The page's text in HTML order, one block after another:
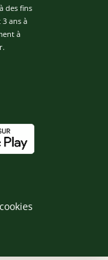
des fins
ans à
à